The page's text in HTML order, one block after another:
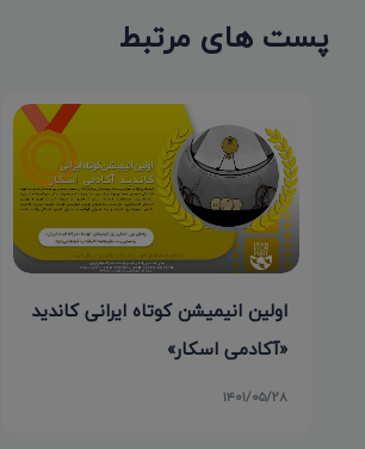
پست های مرتبط
اولین انیمیشن کوتاه ایرانی کاندید
«آکادمی اسکار»
۱۴۰۱/۰۵/۲۸